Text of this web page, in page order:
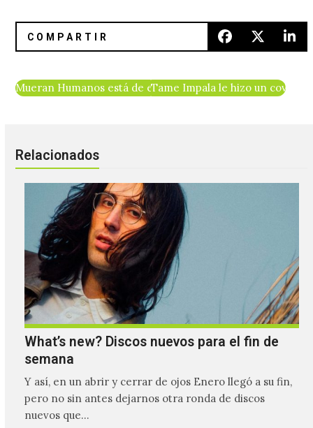
Mueran Humanos está de estreno con “Desastre Personal”
Tame Impala le hizo un cover a
Relacionados
What’s new? Discos nuevos para el fin de
semana
Y así, en un abrir y cerrar de ojos Enero llegó a su fin,
pero no sin antes dejarnos otra ronda de discos
nuevos que…